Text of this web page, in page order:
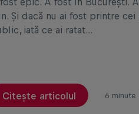
Și dacă nu ai fost printre
iată ce ai ratat...
Citește articolul 6